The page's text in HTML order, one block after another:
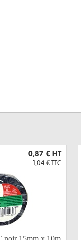
0,87 € HT
1,04 € TTC